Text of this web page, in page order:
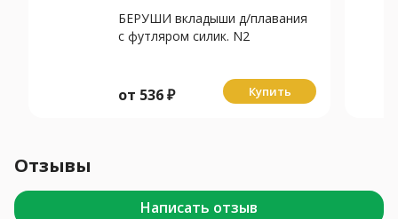
БЕРУШИ вкладыши д/плавания
с футляром силик. N2
от 536₽ Купить
Отзывы
Написать отзыв